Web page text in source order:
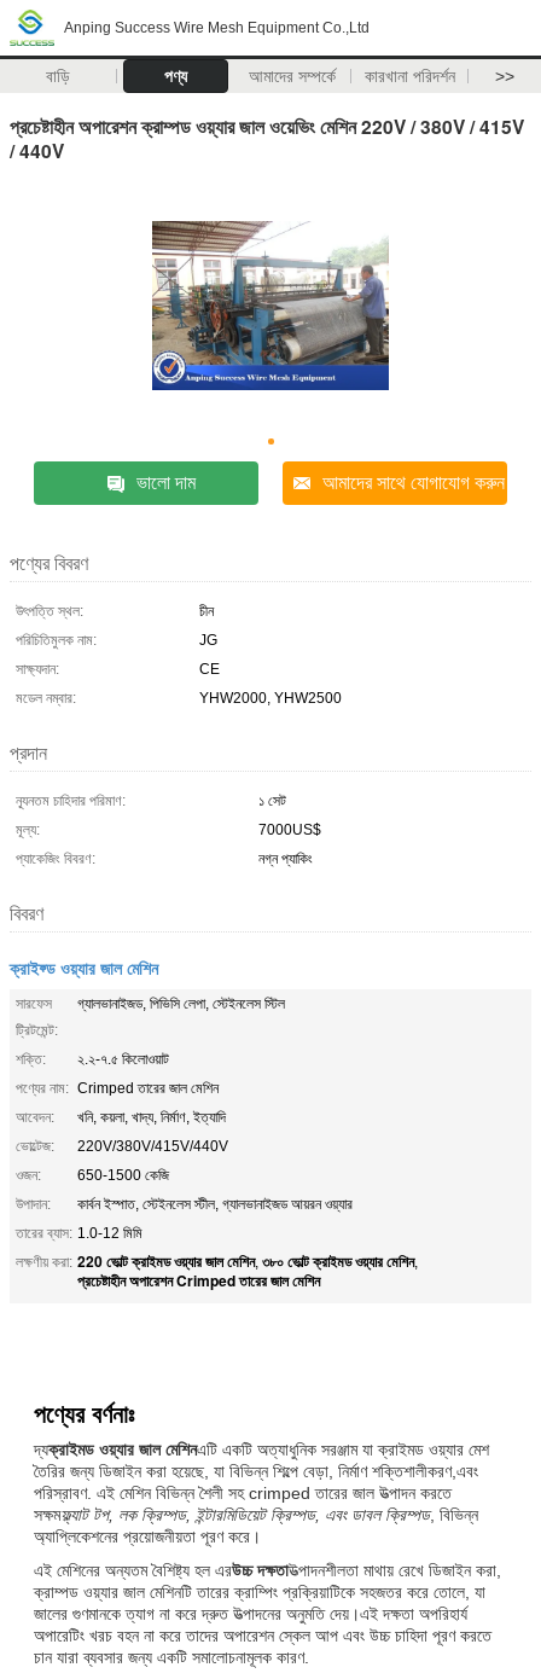
Anping Success Wire Mesh Equipment Co.,Ltd
বাড়ি পণ্য আমাদের সম্পর্কে কারখানা পরিদর্শন >>
প্রচেষ্টাহীন অপারেশন ক্রাম্পড ওয়্যার জাল ওয়েভিং মেশিন 220V / 380V / 415V
/ 440V
ভালো দাম আমাদের সাথে যোগাযোগ করুন
পণ্যের বিবরণ
উৎপত্তি স্থল:
চীন
পরিচিতিমুলক নাম:
JG
সাক্ষ্যদান:
CE
মডেল নম্বার:
YHW2000, YHW2500
প্রদান
ন্যূনতম চাহিদার পরিমাণ:
১ সেট
মূল্য:
7000US$
প্যাকেজিং বিবরণ:
নগ্ন প্যাকিং
বিবরণ
ক্রাইফ্ড ওয়্যার জাল মেশিন
সারফেস
ট্রিটমেন্ট:
গ্যালভানাইজড, পিভিসি লেপা, স্টেইনলেস স্টিল
শক্তি:
২.২-৭.৫ কিলোওয়াট
পণ্যের নাম: Crimped তারের জাল মেশিন
আবেদন:
খনি, কয়লা, খাদ্য, নির্মাণ, ইত্যাদি
ভোল্টেজ:
220V/380V/415V/440V
ওজন:
650-1500 কেজি
উপাদান:
কার্বন ইস্পাত, স্টেইনলেস স্টীল, গ্যালভানাইজড আয়রন ওয়্যার
তারের ব্যাস: 1.0-12 মিমি
লক্ষণীয় করা: 220 ভোল্ট ক্রাইমড ওয়্যার জাল মেশিন, ৩৮০ ভোল্ট ক্রাইমড ওয়্যার মেশিন,
প্রচেষ্টাহীন অপারেশন Crimped তারের জাল মেশিন
পণ্যের বর্ণনাঃ
দ্যক্রাইমড ওয়্যার জাল মেশিনএটি একটি অত্যাধুনিক সরঞ্জাম যা ক্রাইমড ওয়্যার মেশ
তৈরির জন্য ডিজাইন করা হয়েছে, যা বিভিন্ন শিল্পে বেড়া, নির্মাণ শক্তিশালীকরণ,এবং
পরিস্রাবণ. এই মেশিন বিভিন্ন শৈলী সহ crimped তারের জাল উত্পাদন করতে
সক্ষমফ্ল্যাট টপ, লক ক্রিম্পড, ইন্টারমিডিয়েট ক্রিম্পড, এবং ডাবল ক্রিম্পড, বিভিন্ন
অ্যাপ্লিকেশনের প্রয়োজনীয়তা পূরণ করে।
এই মেশিনের অন্যতম বৈশিষ্ট্য হল এরউচ্চ দক্ষতাউত্পাদনশীলতা মাথায় রেখে ডিজাইন করা,
ক্রাম্পড ওয়্যার জাল মেশিনটি তারের ক্রাম্পিং প্রক্রিয়াটিকে সহজতর করে তোলে, যা
জালের গুণমানকে ত্যাগ না করে দ্রুত উত্পাদনের অনুমতি দেয়।এই দক্ষতা অপরিহার্য
অপারেটিং খরচ বহন না করে তাদের অপারেশন স্কেল আপ এবং উচ্চ চাহিদা পূরণ করতে
চান যারা ব্যবসার জন্য একটি সমালোচনামূলক কারণ.